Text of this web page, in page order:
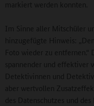
markiert werden konnten.
Im Sinne aller Mitschüler
hinzugefügte Hinweis:
Foto wieder zu entfernen.“
spannender und
Detektivinnen und
aber wertvollen
des Datenschutzes und